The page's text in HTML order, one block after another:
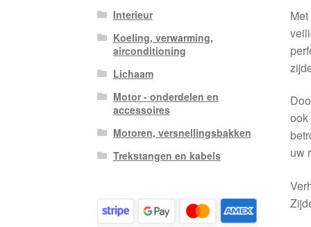
ook
uw
Interieur
Koeling, verwarming,
airconditioning
Lichaam
Motor - onderdelen en
accessoires
Motoren, versnellingsbakken
Trekstangen en kabels